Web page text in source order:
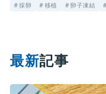
最新記事
採卵 移植 卵子凍結